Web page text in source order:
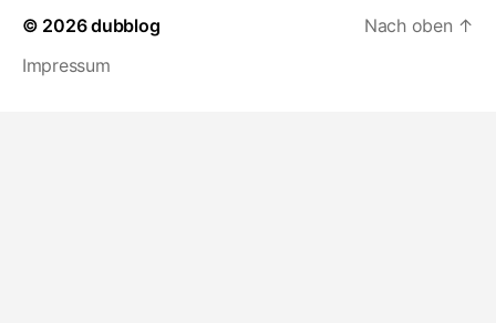
© 2026dubblog
Impressum
Nach oben ↑